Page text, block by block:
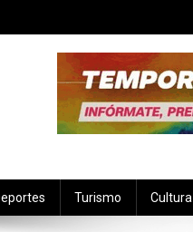
Turismo Cultura